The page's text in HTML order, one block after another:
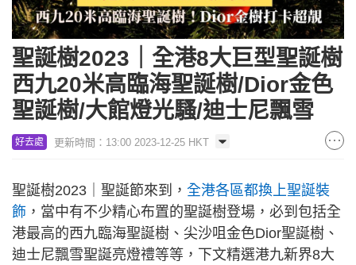
聖誕樹2023｜全港8大巨型聖誕樹
西九20米高臨海聖誕樹/Dior金色
聖誕樹/大館燈光騷/迪士尼飄雪
好去處 更新時間：13:00 2023-12-25 HKT
聖誕樹2023｜聖誕節來到， 全港各區都換上聖誕裝
飾 ，當中有不少精心布置的聖誕樹登場，必到包括全
港最高的西九臨海聖誕樹、尖沙咀金色Dior聖誕樹、
迪士尼飄雪聖誕亮燈禮等等，下文精選港九新界8大